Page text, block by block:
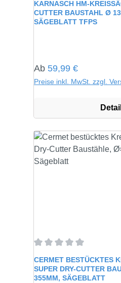
KARNASCH HM-
CUTTER BAUSTAHL Ø
SÄGEBLATT TFPS
Regulärer Preis:
Ab 59,99 €
Preise inkl. MwSt. zzgl.
Durchschnittliche
CERMET BESTÜCKTES
SUPER DRY-CUTTER
355MM, SÄGEBLATT